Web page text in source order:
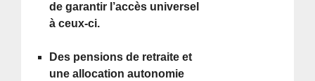
de garantir l’accès universel
à ceux-ci.
Des pensions de retraite et
une allocation autonomie